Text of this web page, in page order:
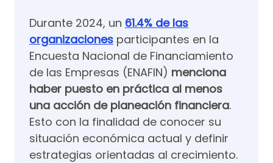
Durante 2024, un 61.4% de las
organizaciones participantes en la
Encuesta Nacional de Financiamiento
de las Empresas (ENAFIN) menciona
haber puesto en práctica al menos
una acción de planeación financiera.
Esto con la finalidad de conocer su
situación económica actual y definir
estrategias orientadas al crecimiento.